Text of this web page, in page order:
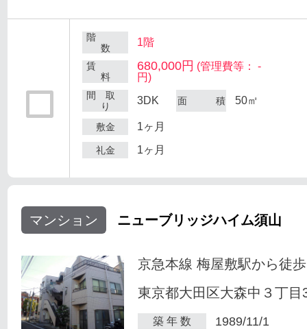
階
数
1階
賃
料
680,000円 (管理費等： -
円)
間 取
り
3DK 面 積 50㎡
敷金 1ヶ月
礼金 1ヶ月
マンション ニューブリッジハイム須山
京急本線 梅屋敷駅から徒
東京都大田区大森中３丁目
築 年 数 1989/11/1